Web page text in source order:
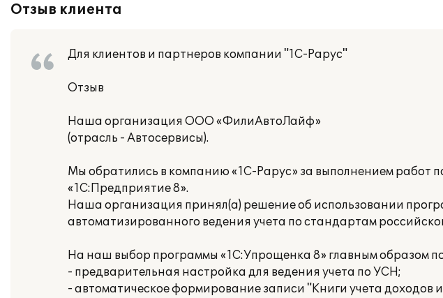
Отзыв клиента
Для клиентов и партнеров компании "1С-Рарус"
Отзыв
Наша организация ООО «ФилиАвтоЛайф»
(отрасль - Автосервисы).
Мы обратились в компанию «1С-Рарус» за выполнением работ
«1С:Предприятие 8».
Наша организация принял(а) решение об использовании
автоматизированного ведения учета по стандартам
На наш выбор программы «1С:Упрощенка 8» главным образом
- предварительная настройка для ведения учета по УСН;
- автоматическое формирование записи "Книги учета доходов